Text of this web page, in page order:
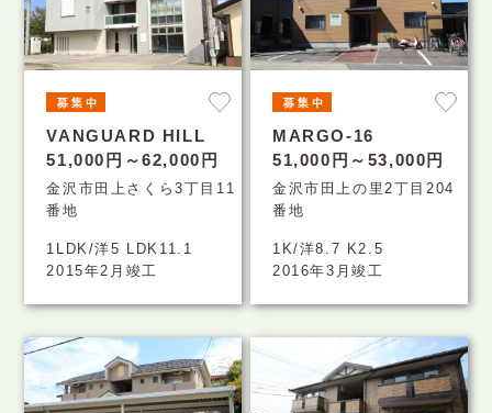
VANGUARD HILL
51,000円～62,000円
金沢市田上さくら3丁目11
番地
1LDK/洋5 LDK11.1
2015年2月竣工
MARGO-16
51,000円～53,000円
金沢市田上の里2丁目204
番地
1K/洋8.7 K2.5
2016年3月竣工